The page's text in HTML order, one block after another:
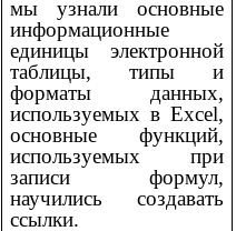
мы узнали основные
информационные
единицы электронной
таблицы, типы и
форматы данных,
используемых в Excel,
основные функций,
используемых при
записи формул,
научились создавать
ссылки.